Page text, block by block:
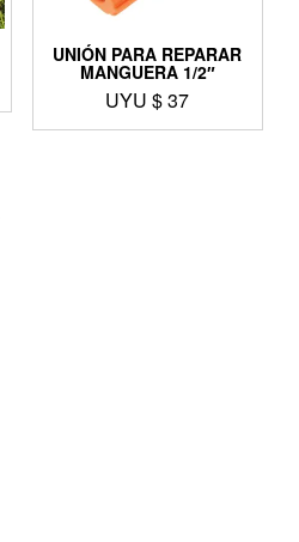
UNIÓN PARA REPARAR
MANGUERA 1/2″
UYU $37